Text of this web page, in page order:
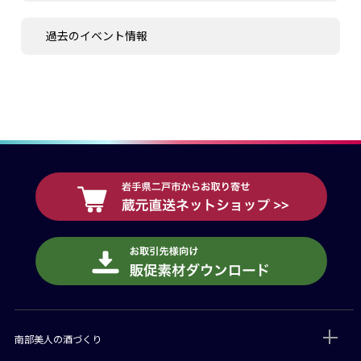
過去のイベント情報
南部美人の酒づくり